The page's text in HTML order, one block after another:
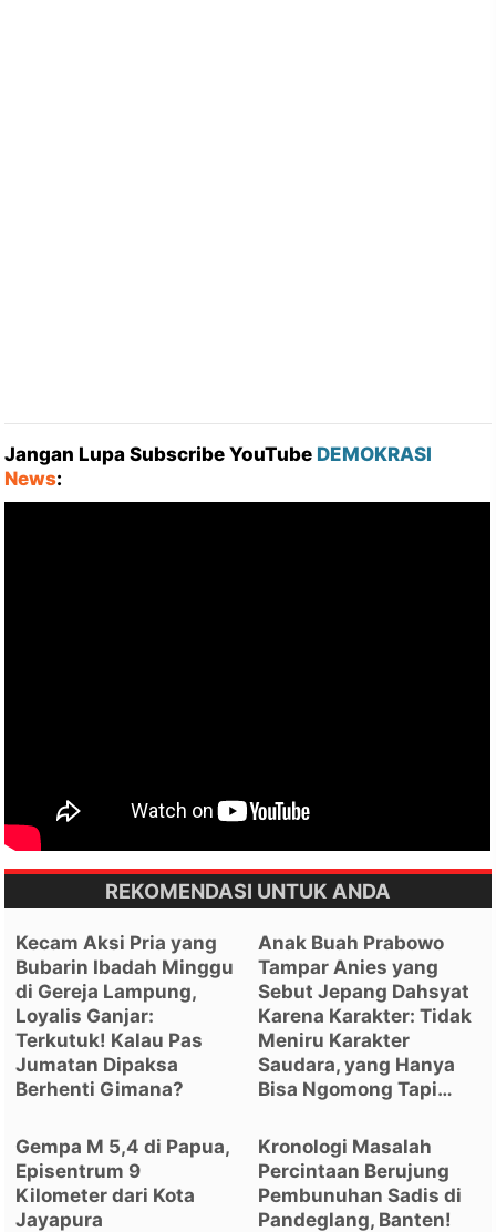
Jangan Lupa Subscribe YouTube DEMOKRASI
News:
REKOMENDASI UNTUK ANDA
Kecam Aksi Pria yang
Bubarin Ibadah Minggu
di Gereja Lampung,
Loyalis Ganjar:
Terkutuk! Kalau Pas
Jumatan Dipaksa
Berhenti Gimana?
Anak Buah Prabowo
Tampar Anies yang
Sebut Jepang Dahsyat
Karena Karakter: Tidak
Meniru Karakter
Saudara, yang Hanya
Bisa Ngomong Tapi…
Gempa M 5,4 di Papua,
Episentrum 9
Kilometer dari Kota
Jayapura
Kronologi Masalah
Percintaan Berujung
Pembunuhan Sadis di
Pandeglang, Banten!